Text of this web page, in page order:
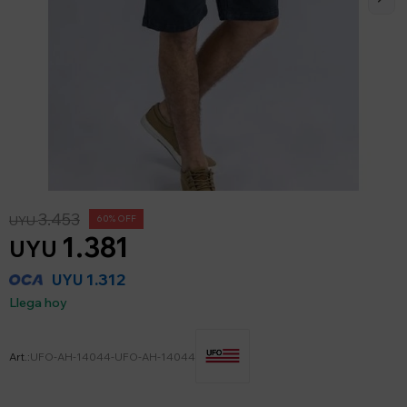
UYU 1.381
UYU3.453 60
UYU 1.312
Llega hoy
UFO-AH-14044-UFO-AH-14044